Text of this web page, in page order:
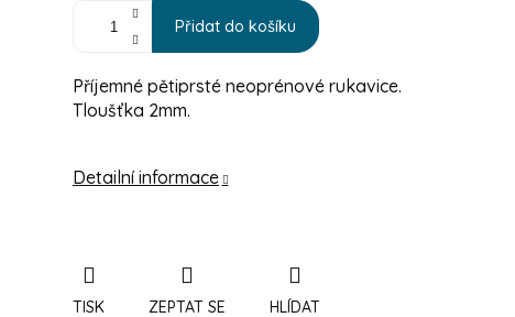
Přidat do košíku
Příjemné pětiprsté neoprénové rukavice.
Tloušťka 2mm.
Detailní informace
TISK ZEPTAT SE HLÍDAT